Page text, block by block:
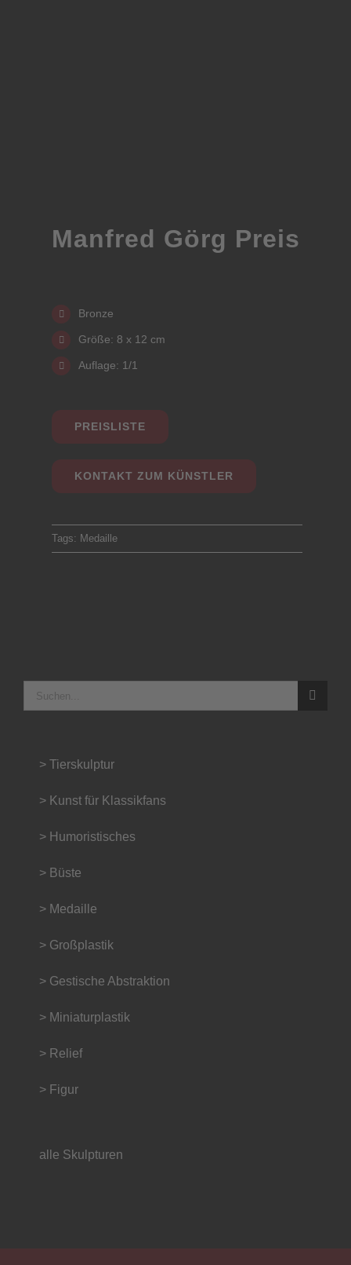
Manfred Görg Preis
Bronze
Größe: 8 x 12 cm
Auflage: 1/1
PREISLISTE
KONTAKT ZUM KÜNSTLER
Tags: Medaille
Suche
nach:
> Tierskulptur
> Kunst für Klassikfans
> Humoristisches
> Büste
> Medaille
> Großplastik
> Gestische Abstraktion
> Miniaturplastik
> Relief
> Figur
alle Skulpturen